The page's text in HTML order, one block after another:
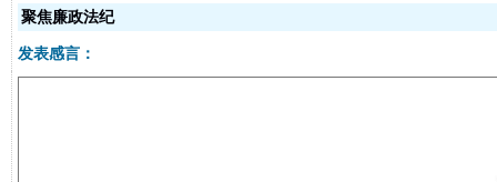
聚焦廉政法纪
发表感言：